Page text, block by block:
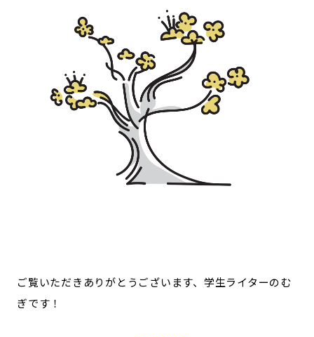
カテゴリから探す
特集コンテンツ
地域を代表する 企業100選
SDGsの先駆者
ご覧いただきありがとうございます、学生ライターのむ
ぎです！